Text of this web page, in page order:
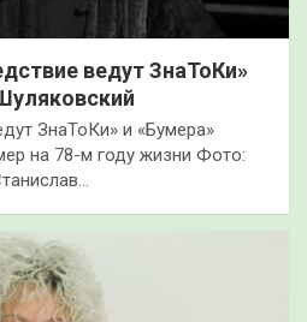
ведут ЗнаТоКи»
ЗнаТоКи» и «Бумера»
на 78-м году жизни Фото: